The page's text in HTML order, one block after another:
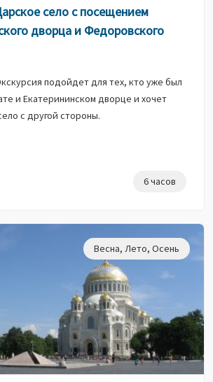
село с посещением
дворца и Федоровского
подойдет для тех, кто уже был
и Екатерининском дворце и хочет
с другой стороны.
6 часов
Весна, Лето, Осень